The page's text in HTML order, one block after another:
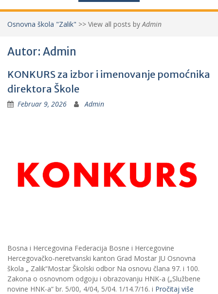
Osnovna škola "Zalik" >> View all posts by Admin
Autor: Admin
KONKURS za izbor i imenovanje pomoćnika
direktora Škole
Februar 9, 2026 Admin
Bosna i Hercegovina Federacija Bosne i Hercegovine
Hercegovačko-neretvanski kanton Grad Mostar JU Osnovna
škola „ Zalik“Mostar Školski odbor Na osnovu člana 97. i 100.
Zakona o osnovnom odgoju i obrazovanju HNK-a („Službene
novine HNK-a“ br. 5/00, 4/04, 5/04. 1/14.7/16. i Pročitaj više